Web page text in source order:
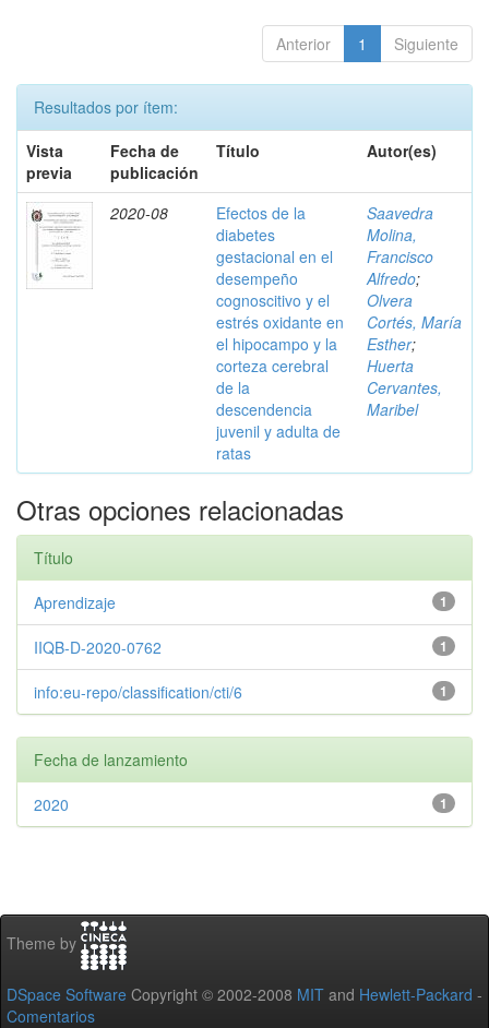
Anterior 1 Siguiente
Resultados por ítem:
Vista
previa
Fecha de
publicación
Título Autor(es)
2020-08
Efectos de la
diabetes
gestacional en el
desempeño
cognoscitivo y el
estrés oxidante en
el hipocampo y la
corteza cerebral
de la
descendencia
juvenil y adulta de
ratas
Saavedra
Molina,
Francisco
Alfredo;
Olvera
Cortés, María
Esther;
Huerta
Cervantes,
Maribel
Otras opciones relacionadas
Título
1
Aprendizaje
1
IIQB-D-2020-0762
1
info:eu-repo/classification/cti/6
Fecha de lanzamiento
1
2020
Theme by
DSpace Software Copyright © 2002-2008 MIT and Hewlett-Packard -
Comentarios